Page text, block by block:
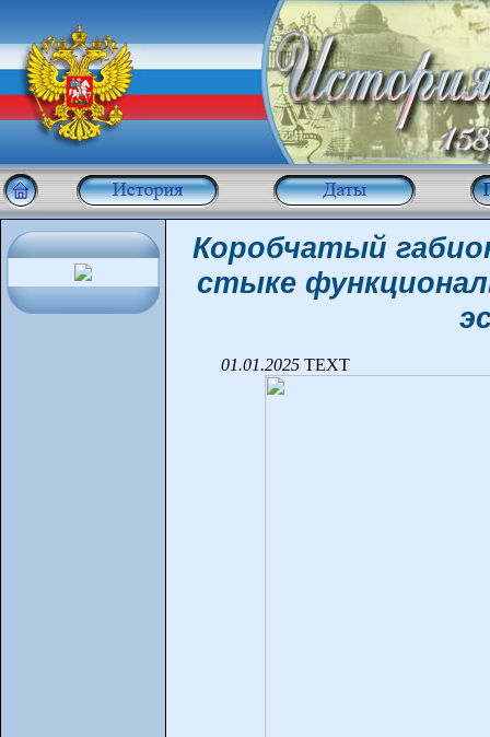
Коробчатый
стыке
01.01.2025 TEXT